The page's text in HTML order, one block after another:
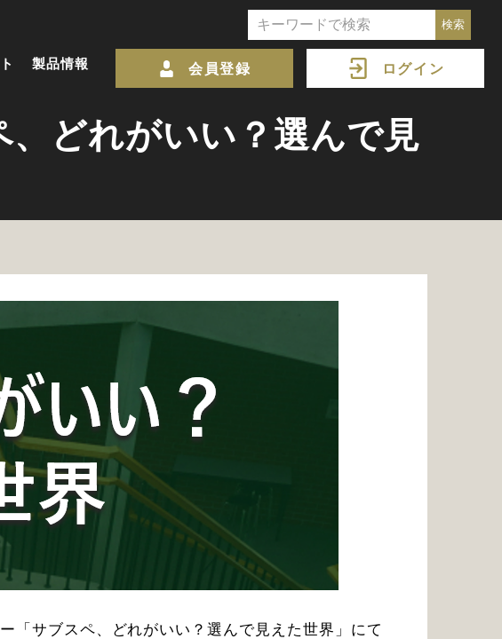
製品情報 会員登録 ログイン
、どれがいい？選んで見
「サブスペ、どれがいい？選んで見えた世界」にて